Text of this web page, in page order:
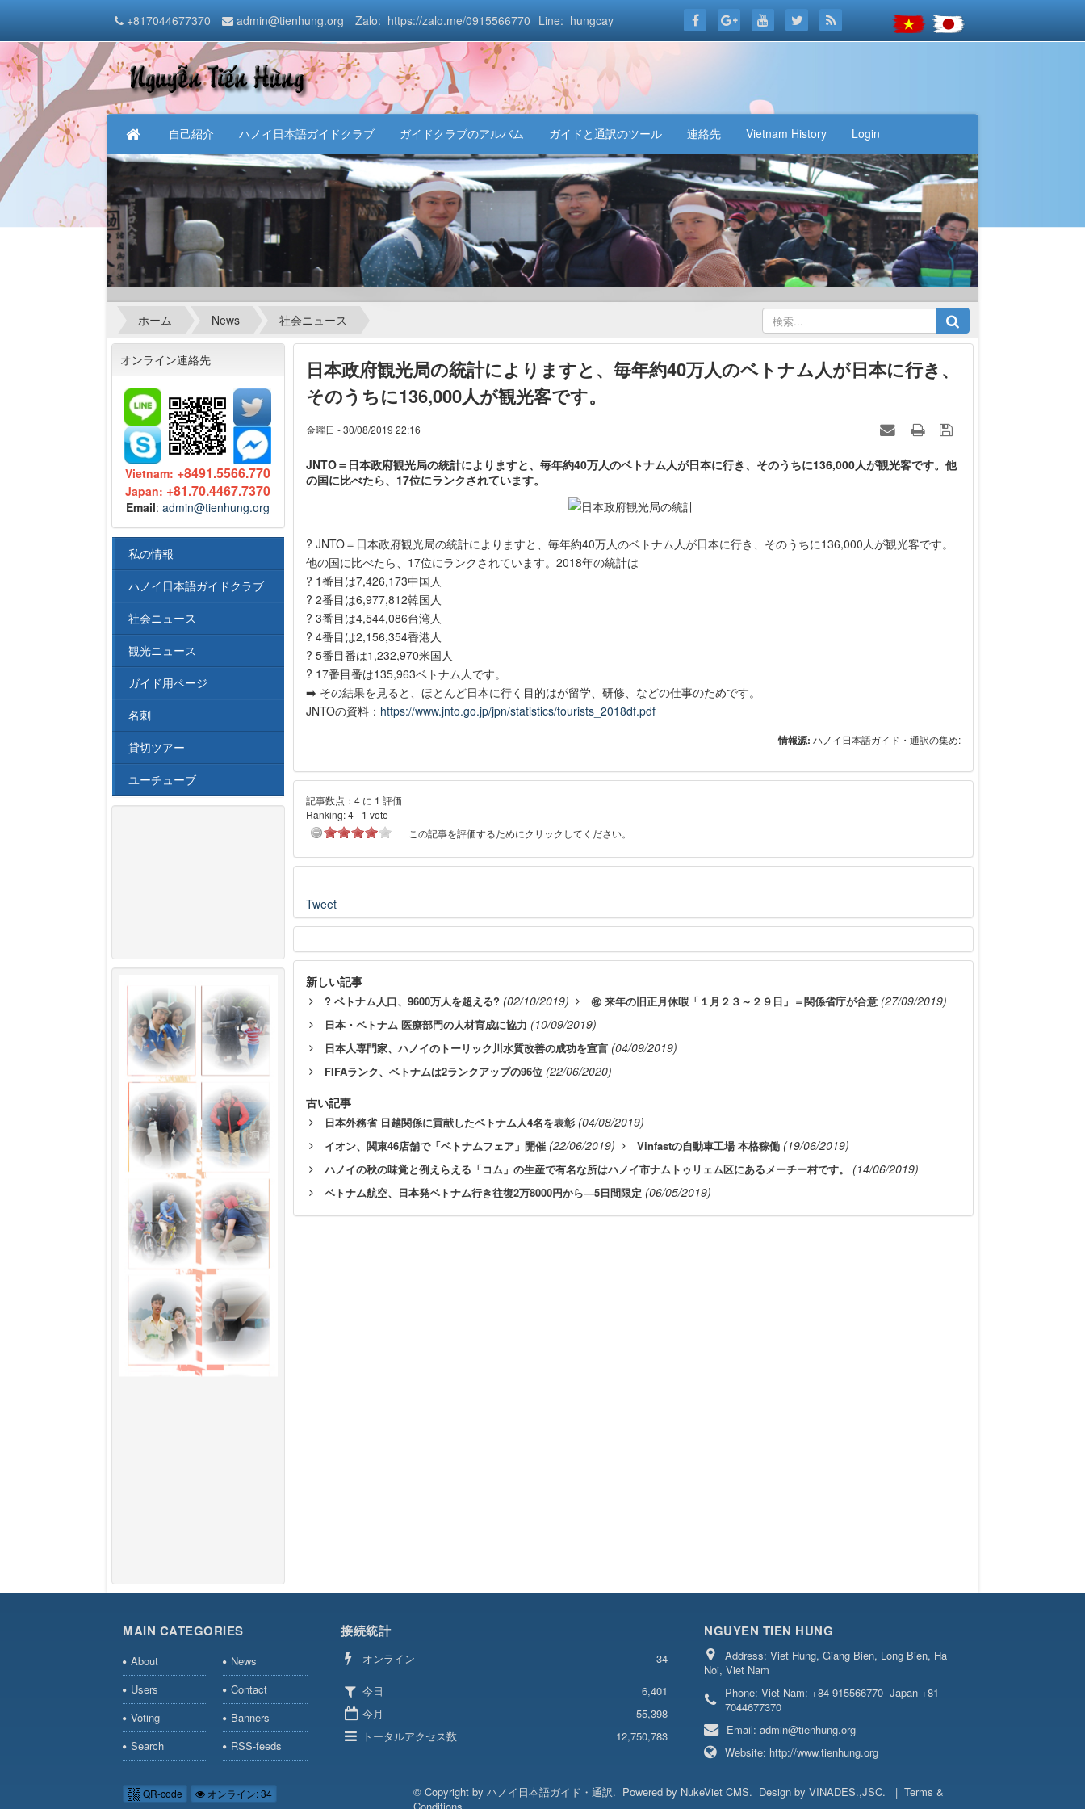
自己紹介 ハノイ日本語ガイドクラブ ガイドクラブのアルバム ガイドと通訳のツール 連絡先 Vietnam History Login
+817044677370 admin@tienhung.org Zalo: https://zalo.me/0915566770 Line: hungcay
ホーム News 社会ニュース
日本政府観光局の統計によりますと、毎年約40万人のベトナム人が日本に行き、
そのうちに136,000人が観光客です。
金曜日 - 30/08/2019 22:16
JNTO＝日本政府観光局の統計によりますと、毎年約40万人のベトナム人が日本に行き、そのうちに136,000人が観光客です。他
の国に比べたら、17位にランクされています。
? JNTO＝日本政府観光局の統計によりますと、毎年約40万人のベトナム人が日本に行き、そのうちに136,000人が観光客です。
他の国に比べたら、17位にランクされています。2018年の統計は
? 1番目は7,426,173中国人
? 2番目は6,977,812韓国人
? 3番目は4,544,086台湾人
? 4番目は2,156,354香港人
? 5番目番は1,232,970米国人
? 17番目番は135,963ベトナム人です。
➡️ その結果を見ると、ほとんど日本に行く目的はが留学、研修、などの仕事のためです。
JNTOの資料： https://www.jnto.go.jp/jpn/statistics/tourists_2018df.pdf
情報源: ハノイ日本語ガイド・通訳の集め:
記事数点：4 に 1 評価
Ranking:4- 1 vote
この記事を評価するためにクリックしてください。
Tweet
新しい記事
? ベトナム人口、9600万人を超える? (02/10/2019) ㊗️ 来年の旧正月休暇「１月２３～２９日」＝関係省庁が合意 (27/09/2019)
日本・ベトナム 医療部門の人材育成に協力 (10/09/2019)
日本人専門家、ハノイのトーリック川水質改善の成功を宣言 (04/09/2019)
FIFAランク、ベトナムは2ランクアップの96位 (22/06/2020)
古い記事
日本外務省 日越関係に貢献したベトナム人4名を表彰 (04/08/2019)
イオン、関東46店舗で「ベトナムフェア」開催 (22/06/2019) Vinfastの自動車工場 本格稼働 (19/06/2019)
ハノイの秋の味覚と例えらえる「コム」の生産で有名な所はハノイ市ナムトゥリェム区にあるメーチー村です。 (14/06/2019)
ベトナム航空、日本発ベトナム行き往復2万8000円から―5日間限定 (06/05/2019)
オンライン連絡先
Vietnam: +8491.5566.770
Japan: +81.70.4467.7370
Email:admin@tienhung.org
私の情報
ハノイ日本語ガイドクラブ
社会ニュース
観光ニュース
ガイド用ページ
名刺
貸切ツアー
ユーチューブ
MAIN CATEGORIES
About
News
Users
Contact
Voting
Banners
Search
RSS-feeds
接続統計
オンライン 34
今日
6,401
今月
55,398
トータルアクセス数
12,750,783
NGUYEN TIEN HUNG
Address: Viet Hung, Giang Bien, Long Bien, Ha
Noi, Viet Nam
Phone: Viet Nam: +84-915566770 Japan +81-
7044677370
Email: admin@tienhung.org
Website: http://www.tienhung.org
QR-code オンライン: 34 © Copyright by ハノイ日本語ガイド・通訳. Powered by NukeViet CMS. Design by VINADES.,JSC. | Terms &
Conditions